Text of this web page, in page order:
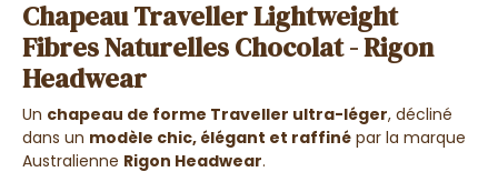
Chapeau Traveller Lightweight
Fibres Naturelles Chocolat - Rigon
Headwear
Un chapeau de forme Traveller ultra-léger, décliné
dans un modèle chic, élégant et raffiné par la marque
Australienne Rigon Headwear.